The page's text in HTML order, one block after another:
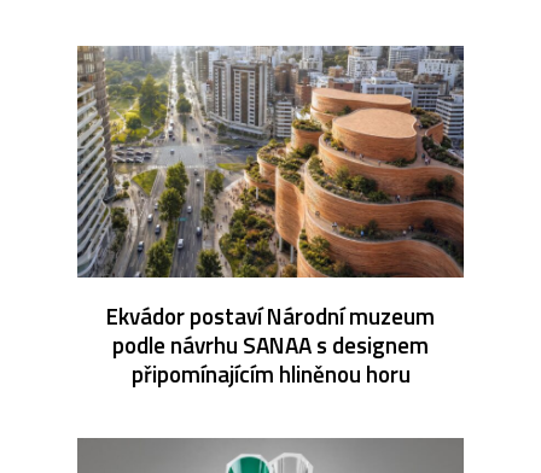
Ekvádor postaví Národní muzeum
podle návrhu SANAA s designem
připomínajícím hliněnou horu